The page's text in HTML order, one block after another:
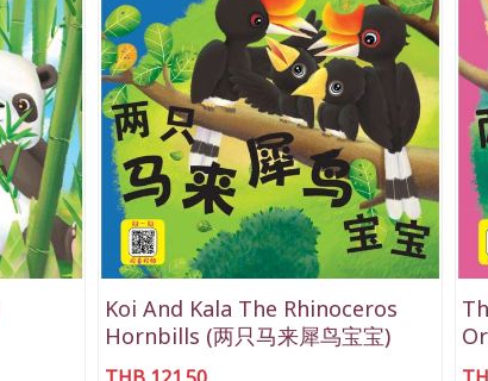
Koi And Kala The Rhinoceros
Hornbills (两只马来犀鸟宝宝)